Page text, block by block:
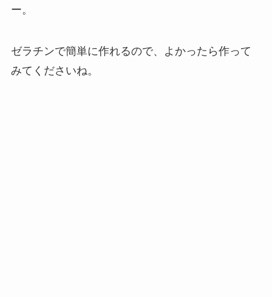
ー。
ゼラチンで簡単に作れるので、よかったら作って
みてくださいね。